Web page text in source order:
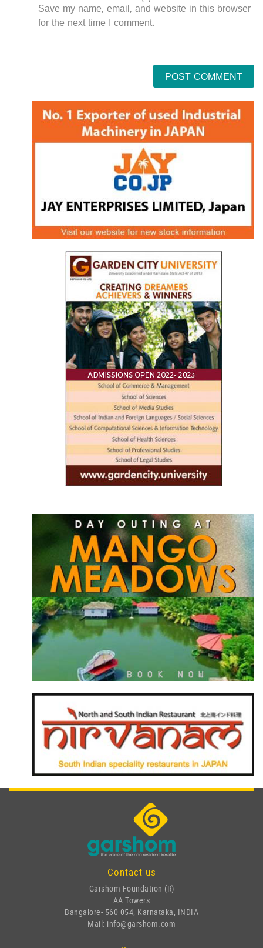
Save my name, email, and website in this browser
for the next time I comment.
Contact us
Garshom Foundation (R)
AA Towers
Bangalore- 560 054, Karnataka, INDIA
Mail: info@garshom.com